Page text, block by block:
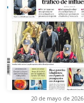
20 de mayo de 2026